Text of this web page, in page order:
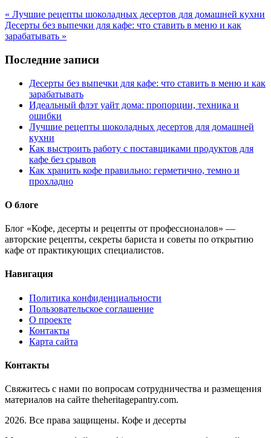
« Лучшие рецепты шоколадных десертов для домашней кухни
Десерты без выпечки для кафе: что ставить в меню и как
зарабатывать »
Последние записи
Десерты без выпечки для кафе: что ставить в меню и как
зарабатывать
Идеальный флэт уайт дома: пропорции, техника и
ошибки
Лучшие рецепты шоколадных десертов для домашней
кухни
Как выстроить работу с поставщиками продуктов для
кафе без срывов
Как хранить кофе правильно: герметично, темно и
прохладно
О блоге
Блог «Кофе, десерты и рецепты от профессионалов» —
авторские рецепты, секреты бариста и советы по открытию
кафе от практикующих специалистов.
Навигация
Политика конфиденциальности
Пользовательское соглашение
О проекте
Контакты
Карта сайта
Контакты
Свяжитесь с нами по вопросам сотрудничества и размещения
материалов на сайте theheritagepantry.com.
2026. Все права защищены. Кофе и десерты